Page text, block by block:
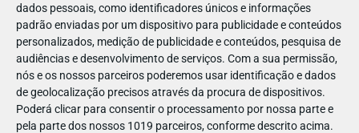
dados pessoais, como identificadores únicos e informações
padrão enviadas por um dispositivo para publicidade e conteúdos
personalizados, medição de publicidade e conteúdos, pesquisa de
audiências e desenvolvimento de serviços. Com a sua permissão,
nós e os nossos parceiros poderemos usar identificação e dados
de geolocalização precisos através da procura de dispositivos.
Poderá clicar para consentir o processamento por nossa parte e
pela parte dos nossos 1019 parceiros, conforme descrito acima.